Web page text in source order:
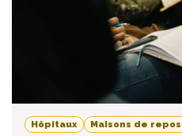
Hôpitaux Maisons de